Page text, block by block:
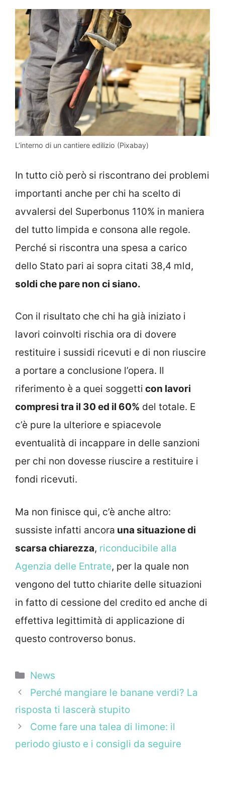
L’interno di un cantiere edilizio (Pixabay)
In tutto ciò però si riscontrano dei problemi
importanti anche per chi ha scelto di
avvalersi del Superbonus 110% in maniera
del tutto limpida e consona alle regole.
Perché si riscontra una spesa a carico
dello Stato pari ai sopra citati 38,4 mld,
soldi che pare non ci siano.
Con il risultato che chi ha già iniziato i
lavori coinvolti rischia ora di dovere
restituire i sussidi ricevuti e di non riuscire
a portare a conclusione l’opera. Il
riferimento è a quei soggetti con lavori
compresi tra il 30 ed il 60% del totale. E
c’è pure la ulteriore e spiacevole
eventualità di incappare in delle sanzioni
per chi non dovesse riuscire a restituire i
fondi ricevuti.
Ma non finisce qui, c’è anche altro:
sussiste infatti ancora una situazione di
scarsa chiarezza, riconducibile alla
Agenzia delle Entrate, per la quale non
vengono del tutto chiarite delle situazioni
in fatto di cessione del credito ed anche di
effettiva legittimità di applicazione di
questo controverso bonus.
Categorie
News
Perché mangiare le banane verdi? La
risposta ti lascerà stupito
Come fare una talea di limone: il
periodo giusto e i consigli da seguire